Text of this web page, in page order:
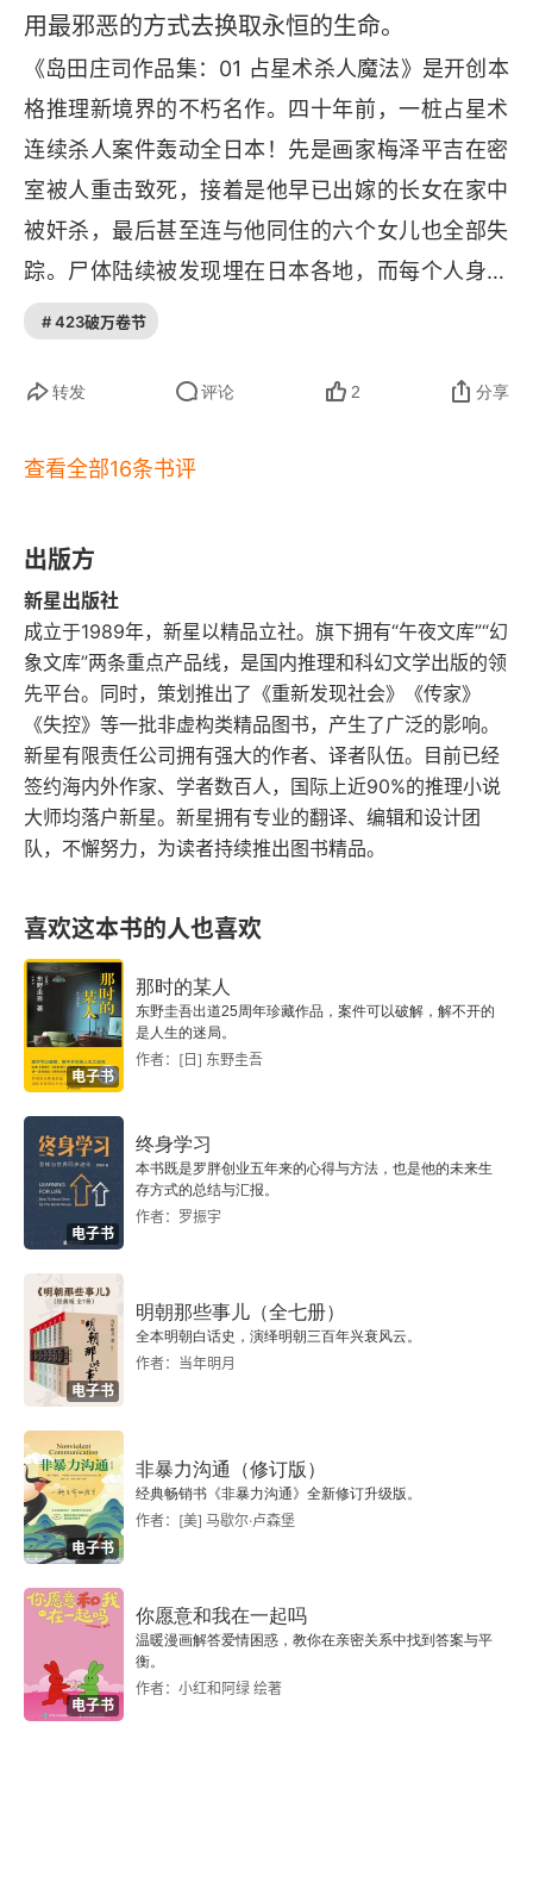
用最邪恶的方式去换取永恒的生命。
《岛田庄司作品集：01 占星术杀人魔法》是开创本
格推理新境界的不朽名作。四十年前，一桩占星术
连续杀人案件轰动全日本！先是画家梅泽平吉在密
室被人重击致死，接着是他早已出嫁的长女在家中
被奸杀，最后甚至连与他同住的六个女儿也全部失
踪。尸体陆续被发现埋在日本各地，而每个人身上
都被切掉一部分！梅泽平吉遗留的手记上写明他要
来完成幻异的艺术创作？当又没有证据与动机指向
案.… 四十年后，眼见这桩诡谲至极的凶案变成邪灵
得到一封告白遗书！悬宕四十年无解的奇案终于现
出一线曙光，御手洗洁决定在一星期内破解这件史
上最不可思议、超大规模的占星术杀人魔法！
# 423破万卷节
转发 评论 2 分享
查看全部16条书评
出版方
新星出版社
成立于1989年，新星以精品立社。旗下拥有“午夜文库”“幻
象文库”两条重点产品线，是国内推理和科幻文学出版的领
先平台。同时，策划推出了《重新发现社会》《传家》
《失控》等一批非虚构类精品图书，产生了广泛的影响。
新星有限责任公司拥有强大的作者、译者队伍。目前已经
签约海内外作家、学者数百人，国际上近90%的推理小说
大师均落户新星。新星拥有专业的翻译、编辑和设计团
队，不懈努力，为读者持续推出图书精品。
喜欢这本书的人也喜欢
电子书
那时的某人
东野圭吾出道25周年珍藏作品，案件可以破解，解不开的
是人生的迷局。
作者：[日] 东野圭吾
电子书
终身学习
本书既是罗胖创业五年来的心得与方法，也是他的未来生
存方式的总结与汇报。
作者：罗振宇
电子书
明朝那些事儿（全七册）
全本明朝白话史，演绎明朝三百年兴衰风云。
作者：当年明月
电子书
非暴力沟通（修订版）
经典畅销书《非暴力沟通》全新修订升级版。
作者：[美] 马歇尔·卢森堡
电子书
你愿意和我在一起吗
温暖漫画解答爱情困惑，教你在亲密关系中找到答案与平
衡。
作者：小红和阿绿 绘著